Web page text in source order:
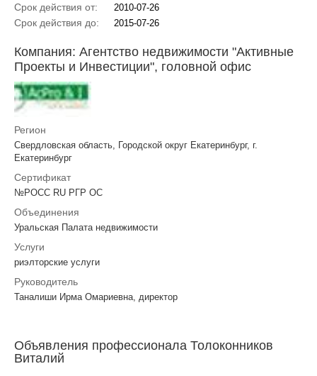
Срок действия от: 2010-07-26
Срок действия до: 2015-07-26
Компания: Агентство недвижимости "Активные
Проекты и Инвестиции", головной офис
Регион
Свердловская область, Городской округ Екатеринбург, г.
Екатеринбург
Сертификат
№РОСС RU РГР ОС
Объединения
Уральская Палата недвижимости
Услуги
риэлторские услуги
Руководитель
Таналиши Ирма Омариевна, директор
Объявления профессионала Толоконников
Виталий